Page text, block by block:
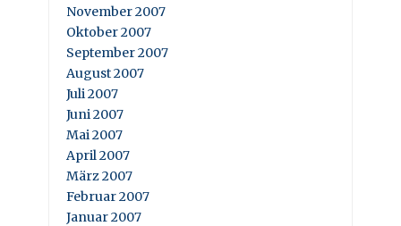
November 2007
Oktober 2007
September 2007
August 2007
Juli 2007
Juni 2007
Mai 2007
April 2007
März 2007
Februar 2007
Januar 2007